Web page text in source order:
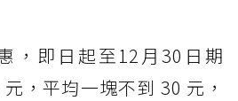
，即日起至12月30日期
，平均一塊不到 30 元，